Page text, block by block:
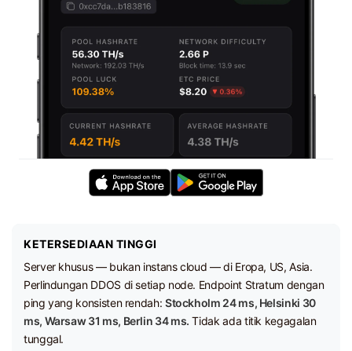
KETERSEDIAAN TINGGI
Server khusus — bukan instans cloud — di Eropa, US, Asia.
Perlindungan DDOS di setiap node. Endpoint Stratum dengan
ping yang konsisten rendah: Stockholm 24 ms, Helsinki 30
ms, Warsaw 31 ms, Berlin 34 ms. Tidak ada titik kegagalan
tunggal.